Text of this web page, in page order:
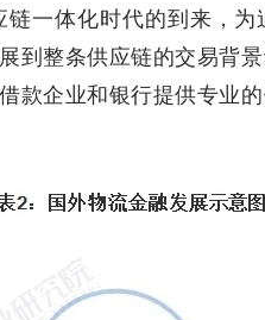
一体化时代的到来，
到整条供应链的交易背
款企业和银行提供专业